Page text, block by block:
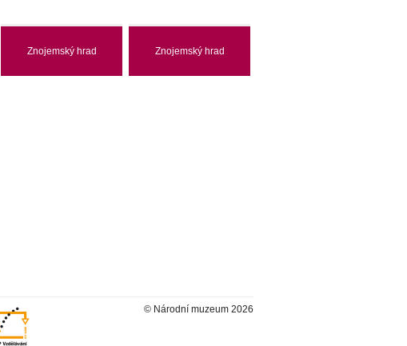
Znojemský hrad Znojemský hrad
© Národní muzeum 2026